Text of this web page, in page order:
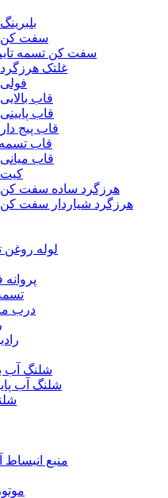
سفت کن
سفت کن تسمه
غلتک
قاب
قاب
قاب پیج
قاب تسمه
قاب
کیت
هرزگرد ساده سفت کن
هرزگرد شیاردار سفت کن
لوله روغن
پروانه
درب
شلنگ آب
شلنگ آب
منبع انبساط